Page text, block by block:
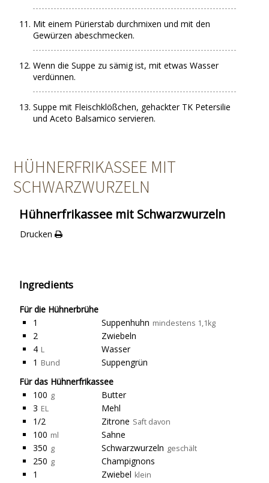
Mit einem Pürierstab durchmixen und mit den
Gewürzen abeschmecken.
Wenn die Suppe zu sämig ist, mit etwas Wasser
verdünnen.
Suppe mit Fleischklößchen, gehackter TK Petersilie
und Aceto Balsamico servieren.
HÜHNERFRIKASSEE MIT
SCHWARZWURZELN
Hühnerfrikassee mit Schwarzwurzeln
Drucken
Ingredients
Für die Hühnerbrühe
1
Suppenhuhn mindestens 1,1kg
2
Zwiebeln
4 L
Wasser
1 Bund
Suppengrün
Für das Hühnerfrikassee
100 g
Butter
3 EL
Mehl
1/2
Zitrone Saft davon
100 ml
Sahne
350 g Schwarzwurzeln geschält
250 g
Champignons
1
Zwiebel klein